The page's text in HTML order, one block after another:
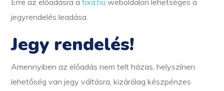
Erre az előadásra atixa.hu weboldalon lehetséges a
jegyrendelés leadása.
Jegy rendelés!
Amennyiben az előadás nem telt házas, helyszínen
lehetőség van jegy váltásra, kizárólag készpénzes